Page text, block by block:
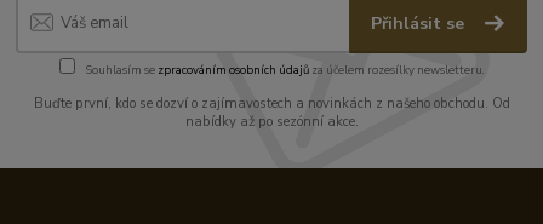
Přihlásit se
Souhlasím se zpracováním osobních údajůza účelem rozesílky newsletteru.
Buďte první, kdo se dozví o zajímavostech a novinkách z našeho obchodu. Od
nabídky až po sezónní akce.